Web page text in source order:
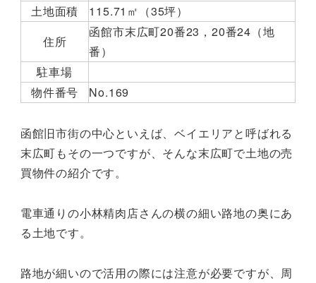
土地面積
115.71㎡（35坪）
住所
函館市末広町20番23，20番24（地
番）
駐車場
物件番号
No.169
函館旧市街の中心といえば、ベイエリアと呼ばれる
末広町もその一つですが、そんな末広町で土地の売
買物件の紹介です。
電車通りの小林精肉店さんの横の細い路地の奥にあ
る土地です。
路地が細いので活用の際には注意が必要ですが、周